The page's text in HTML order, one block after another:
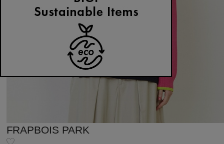
FRAPBOIS PARK